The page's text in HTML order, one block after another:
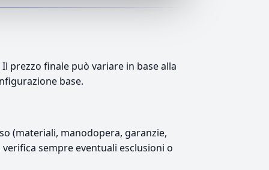
prezzo finale può variare in base alla
base.
(materiali, manodopera, garanzie,
sempre eventuali esclusioni o